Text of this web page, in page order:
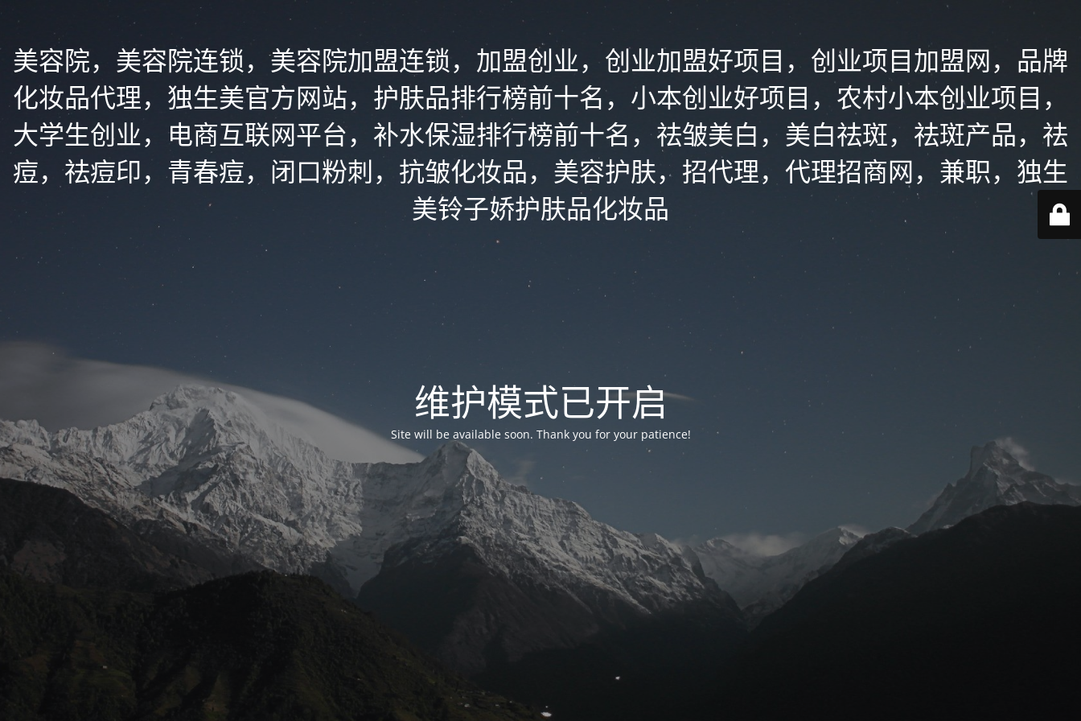
美容院，美容院连锁，美容院加盟连锁，加盟创业，创业加盟好项目，创业项目加盟网，品牌
化妆品代理，独生美官方网站，护肤品排行榜前十名，小本创业好项目，农村小本创业项目，
大学生创业，电商互联网平台，补水保湿排行榜前十名，祛皱美白，美白祛斑，祛斑产品，祛
痘，祛痘印，青春痘，闭口粉刺，抗皱化妆品，美容护肤，招代理，代理招商网，兼职，独生
美铃子娇护肤品化妆品
维护模式已开启
Site will be available soon. Thank you for your patience!